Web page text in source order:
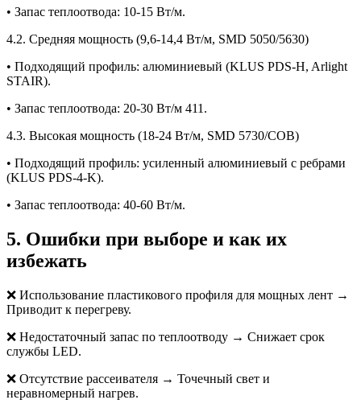
• Запас теплоотвода: 10-15 Вт/м.
4.2. Средняя мощность (9,6-14,4 Вт/м, SMD 5050/5630)
• Подходящий профиль: алюминиевый (KLUS PDS-H, Arlight
STAIR).
• Запас теплоотвода: 20-30 Вт/м 411.
4.3. Высокая мощность (18-24 Вт/м, SMD 5730/COB)
• Подходящий профиль: усиленный алюминиевый с ребрами
(KLUS PDS-4-K).
• Запас теплоотвода: 40-60 Вт/м.
5. Ошибки при выборе и как их
избежать
❌ Использование пластикового профиля для мощных лент →
Приводит к перегреву.
❌ Недостаточный запас по теплоотводу → Снижает срок
службы LED.
❌ Отсутствие рассеивателя → Точечный свет и
неравномерный нагрев.